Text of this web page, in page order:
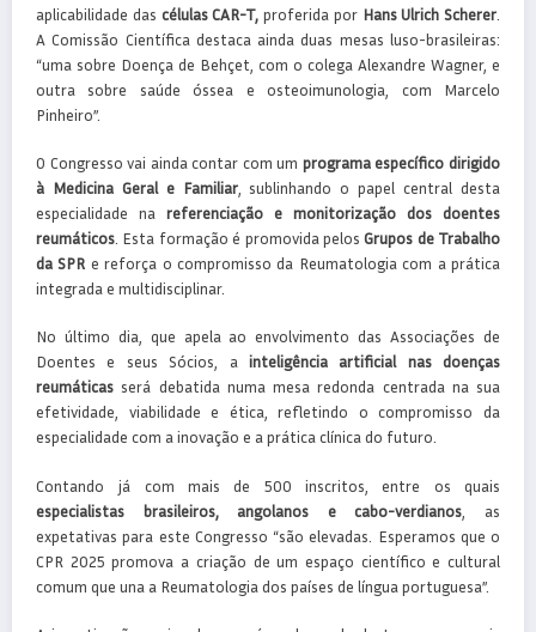
aplicabilidade das células CAR-T, proferida por Hans Ulrich Scherer
A Comissão Científica destaca ainda duas mesas luso-brasileiras:
“uma sobre Doença de Behçet, com o colega Alexandre Wagner, e
outra sobre saúde óssea e osteoimunologia, com Marcelo
Pinheiro”.
O Congresso vai ainda contar com um programa específico dirigido
à Medicina Geral e Familiar, sublinhando o papel central desta
especialidade na referenciação e monitorização dos doentes
reumáticos . Esta formação é promovida pelosGrupos de Trabalho
da SPR e reforça o compromisso da Reumatologia com a prática
integrada e multidisciplinar.
No último dia, que apela ao envolvimento das Associações de
Doentes e seus Sócios, a inteligência artificial nas doenças
reumáticas será debatida numa mesa redonda centrada na sua
efetividade, viabilidade e ética, refletindo o compromisso da
especialidade com a inovação e a prática clínica do futuro.
Contando já com mais de 500 inscritos, entre os quais
especialistas brasileiros, angolanos e cabo-verdianos , as
expetativas para este Congresso “são elevadas. Esperamos que o
CPR 2025 promova a criação de um espaço científico e cultural
comum que una a Reumatologia dos países de língua portuguesa”.